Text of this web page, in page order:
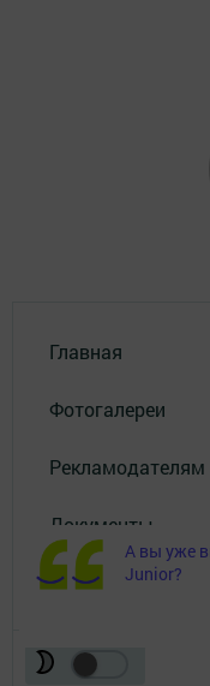
Главная
Фотогалереи
Рекламодателям
Документы
Разное
А вы уже
Junior?